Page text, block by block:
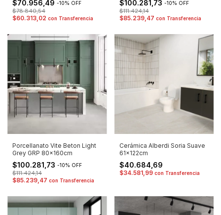
$70.956,49 -10% OFF
$78.840,54
$60.313,02 con Transferencia
$100.281,73 -10% OFF
$111.424,14
$85.239,47 con Transferencia
Porcellanato Vite Beton Light
Grey GRP 80x160cm
$100.281,73 -10% OFF
$111.424,14
$85.239,47 con Transferencia
Cerámica Alberdi Soria Suave
61x122cm
$40.684,69
$34.581,99 con Transferencia